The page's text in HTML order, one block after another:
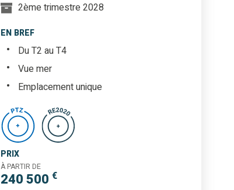
2ème trimestre 2028
EN BREF
Du T2 au T4
Vue mer
Emplacement unique
PRIX
À PARTIR DE
240 500 €